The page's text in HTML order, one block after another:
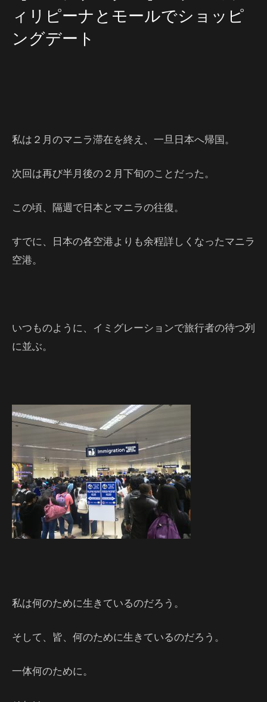
ィリピーナとモールでショッピ
ングデート
私は２月のマニラ滞在を終え、一旦日本へ帰国。
次回は再び半月後の２月下旬のことだった。
この頃、隔週で日本とマニラの往復。
すでに、日本の各空港よりも余程詳しくなったマニラ
空港。
いつものように、イミグレーションで旅行者の待つ列
に並ぶ。
私は何のために生きているのだろう。
そして、皆、何のために生きているのだろう。
一体何のために。